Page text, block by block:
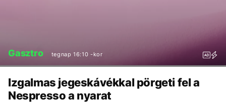
Gasztro tegnap 16:10 -kor
Izgalmas jegeskávékkal pörgeti fel a
Nespresso a nyarat